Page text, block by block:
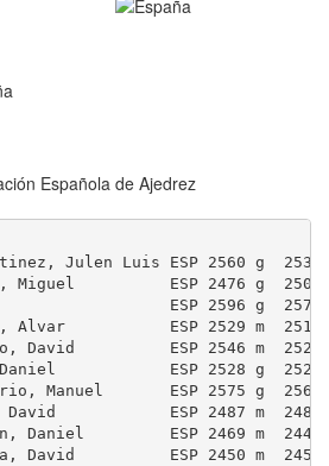
Julen Luis ESP 2560 g
Miguel          ESP 2476 g
ESP 2596 g
Alvar           ESP 2529 m
David          ESP 2546 m
Daniel            ESP 2528 g
Manuel       ESP 2575 g
David            ESP 2487 m
Daniel         ESP 2469 m
David          ESP 2450 m